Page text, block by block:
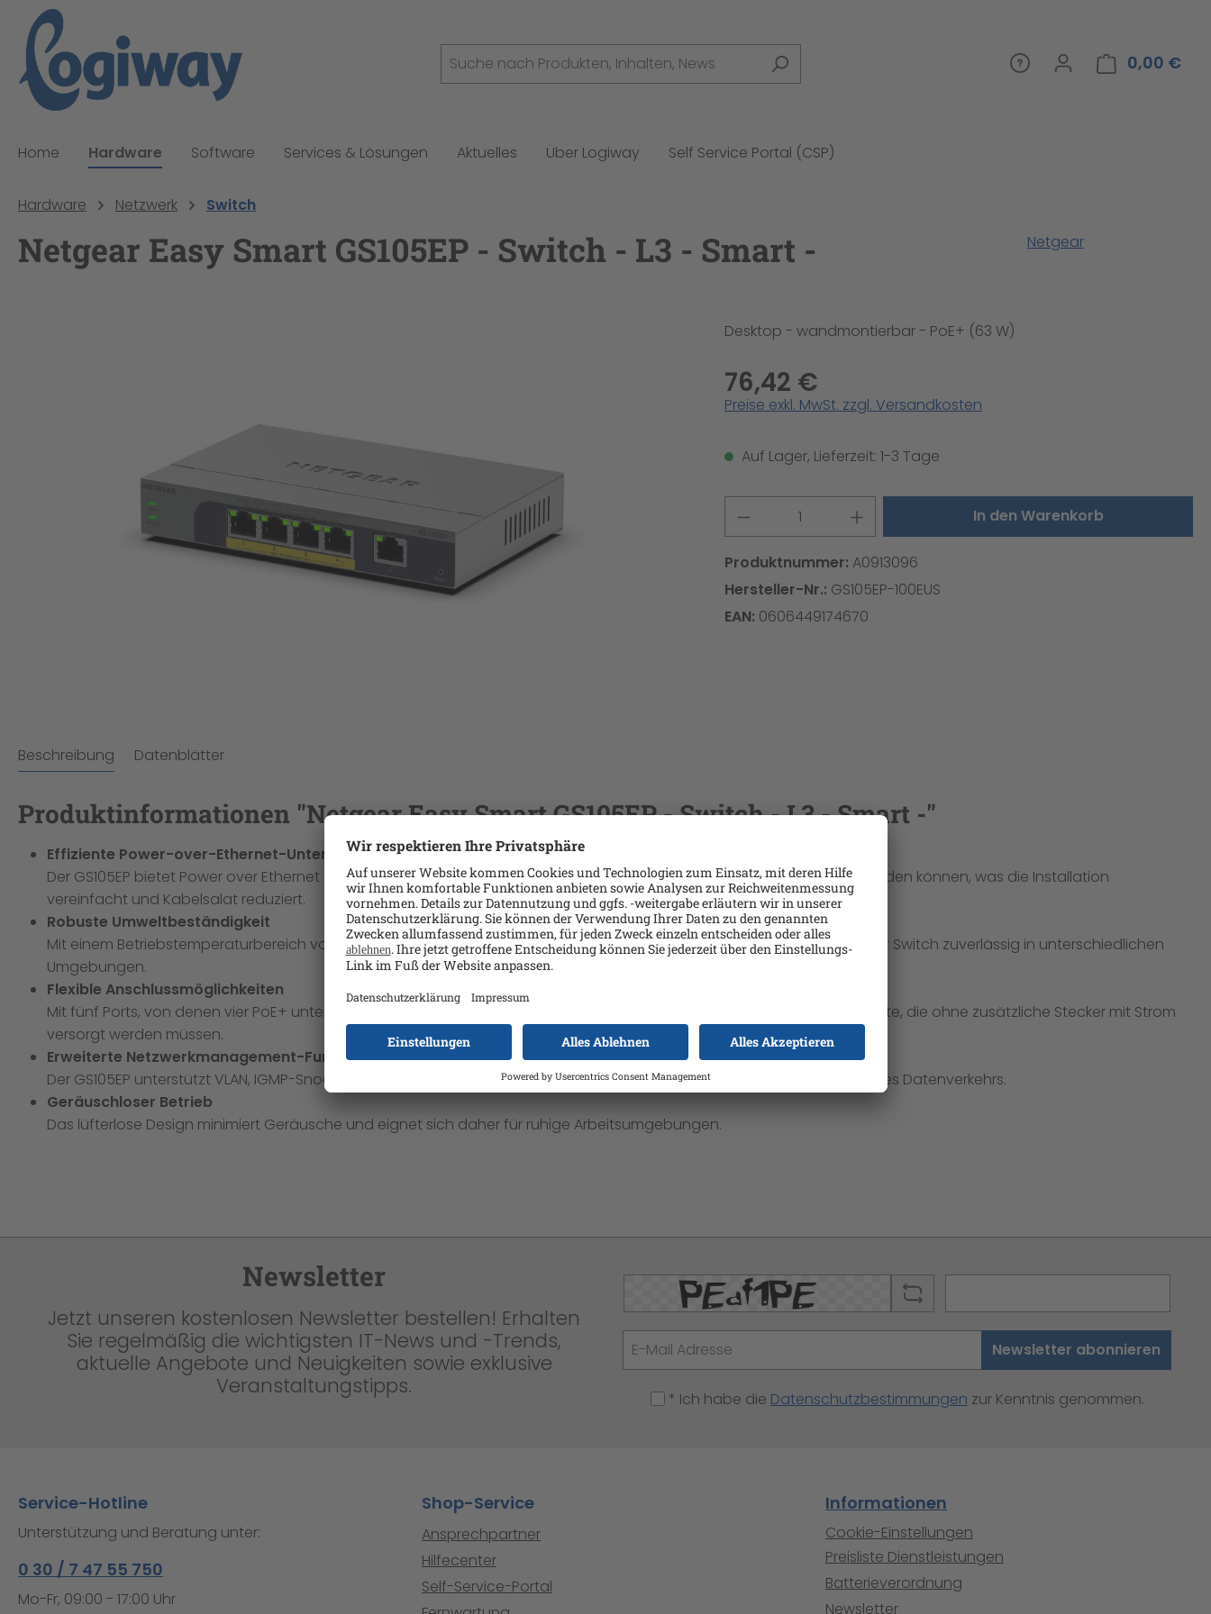
0,00 €
Home Hardware Software Services & Lösungen Aktuelles Über Logiway Self Service Portal (CSP)
Hardware Netzwerk Switch
Netgear Easy Smart GS105EP - Switch - L3 - Smart - Netgear
Desktop - wandmontierbar - PoE+ (63 W)
76,42 €
Preise exkl. MwSt. zzgl. Versandkosten
Auf Lager, Lieferzeit: 1-3 Tage
Produkt Anzahl: Gib den gewünschten
In den Warenkorb
Produktnummer: A0913096
Hersteller-Nr.: GS105EP-100EUS
EAN: 0606449174670
Beschreibung Datenblätter
Produktinformationen "Netgear Easy Smart GS105EP - Switch - L3 - Smart -"
Effiziente Power-over-Ethernet-Unterstützung
Der GS105EP bietet Power over Ethernet (PoE+), sodass Geräte über ein einziges Kabel mit Strom und Daten versorgt werden können, was die Installation
vereinfacht und Kabelsalat reduziert.
Robuste Umweltbeständigkeit
Mit einem Betriebstemperaturbereich von 0 °C bis 40 °C und Lagerungstemperaturen von -20 °C bis 70 °C arbeitet dieser Switch zuverlässig in unterschiedlichen
Umgebungen.
Flexible Anschlussmöglichkeiten
Mit fünf Ports, von denen vier PoE+ unterstützen, bietet dieses Gerät vielseitige Anschlussmöglichkeiten für Netzwerkgeräte, die ohne zusätzliche Stecker mit Strom
versorgt werden müssen.
Erweiterte Netzwerkmanagement-Funktionen
Der GS105EP unterstützt VLAN, IGMP-Snooping und QoS und optimiert die Netzwerkleistung durch effektive Priorisierung des Datenverkehrs.
Geräuschloser Betrieb
Das lüfterlose Design minimiert Geräusche und eignet sich daher für ruhige Arbeitsumgebungen.
Newsletter
Jetzt unseren kostenlosen Newsletter bestellen! Erhalten
Sie regelmäßig die wichtigsten IT-News und -Trends,
aktuelle Angebote und Neuigkeiten sowie exklusive
Veranstaltungstipps.
Newsletter abonnieren
* Ich habe die Datenschutzbestimmungen zur Kenntnis genommen.
Service-Hotline
Unterstützung und Beratung unter:
0 30 / 7 47 55 750
Mo-Fr, 09:00 - 17:00 Uhr
Shop-Service
Ansprechpartner
Hilfecenter
Self-Service-Portal
Informationen
Cookie-Einstellungen
Preisliste Dienstleistungen
Batterieverordnung
Newsletter